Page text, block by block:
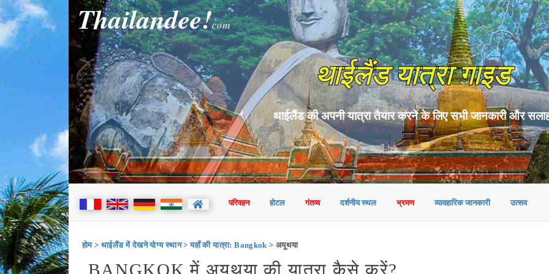
Thailandee!com
थाईलैंड यात्रा गाइड
थाईलैंड की अपनी यात्रा तैयार करने के लिए सभी जानकारी और
परिवहन होटल गंतव्य दर्शनीय स्थल भ्रमण व्यावहारिक जानकारी उत्सव
होम>थाईलैंड में देखने योग्य स्थान>यहाँ की यात्रा: Bangkok > अयूथया
BANGKOK में अयूथया की यात्रा कैसे करें?